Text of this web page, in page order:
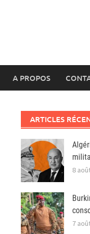
A PROPOS
ARTICLES
8
7